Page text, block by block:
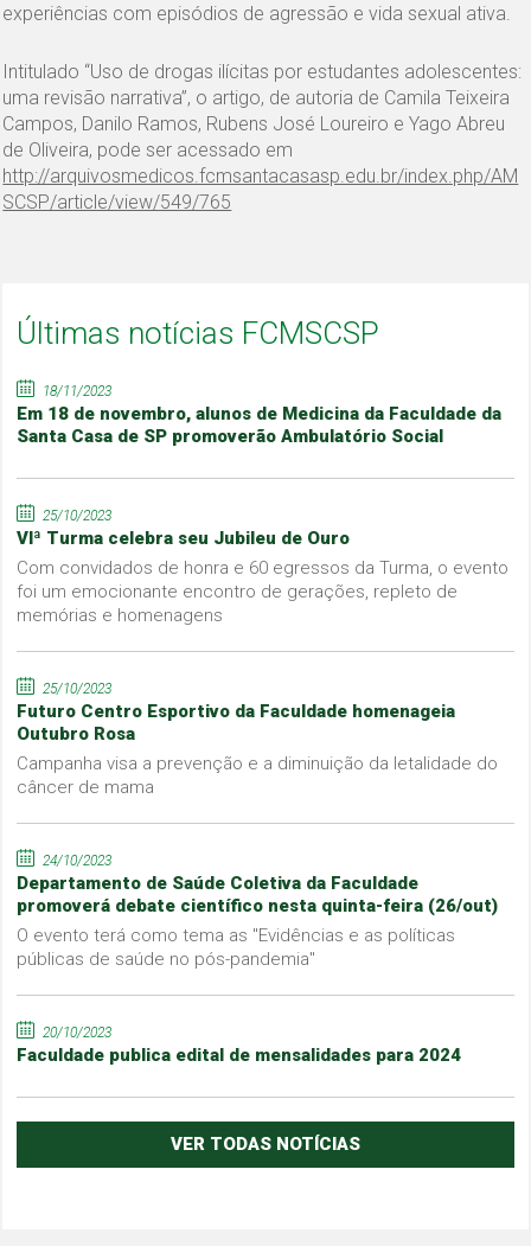
experiências com episódios de agressão e vida sexual ativa.
Intitulado “Uso de drogas ilícitas por estudantes adolescentes:
uma revisão narrativa”, o artigo, de autoria de Camila Teixeira
Campos, Danilo Ramos, Rubens José Loureiro e Yago Abreu
de Oliveira, pode ser acessado em
http://arquivosmedicos.fcmsantacasasp.edu.br/index.php/AM
SCSP/article/view/549/765
Últimas notícias FCMSCSP
18/11/2023
Em 18 de novembro, alunos de Medicina da Faculdade da
Santa Casa de SP promoverão Ambulatório Social
25/10/2023
VIª Turma celebra seu Jubileu de Ouro
Com convidados de honra e 60 egressos da Turma, o evento
foi um emocionante encontro de gerações, repleto de
memórias e homenagens
25/10/2023
Futuro Centro Esportivo da Faculdade homenageia
Outubro Rosa
Campanha visa a prevenção e a diminuição da letalidade do
câncer de mama
24/10/2023
Departamento de Saúde Coletiva da Faculdade
promoverá debate científico nesta quinta-feira (26/out)
O evento terá como tema as "Evidências e as políticas
públicas de saúde no pós-pandemia"
20/10/2023
Faculdade publica edital de mensalidades para 2024
VER TODAS NOTÍCIAS